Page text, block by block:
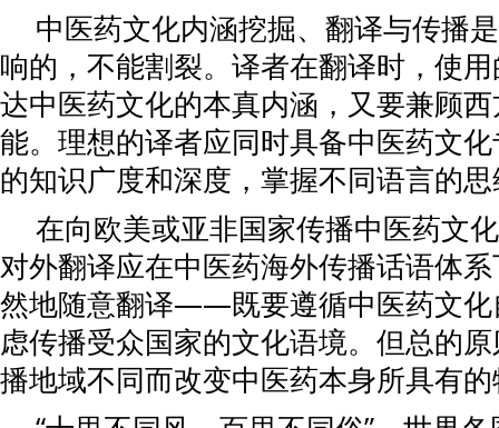
中医药文化内涵挖掘、翻译与传播
响的，不能割裂。译者在翻译时，使
达中医药文化的本真内涵，又要兼顾
能。理想的译者应同时具备中医药文
的知识广度和深度，掌握不同语言的
在向欧美或亚非国家传播中医药文
对外翻译应在中医药海外传播话语体
然地随意翻译——既要遵循中医药文化
虑传播受众国家的文化语境。但总的
播地域不同而改变中医药本身所具有